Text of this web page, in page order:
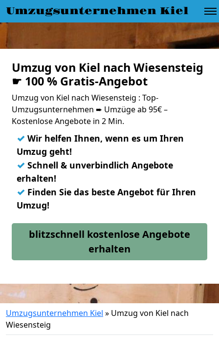
Umzugsunternehmen Kiel
Umzug von Kiel nach Wiesensteig
☛ 100 % Gratis-Angebot
Umzug von Kiel nach Wiesensteig : Top-
Umzugsunternehmen ➨ Umzüge ab 95€ –
Kostenlose Angebote in 2 Min.
✓ Wir helfen Ihnen, wenn es um Ihren
Umzug geht!
✓ Schnell & unverbindlich Angebote
erhalten!
✓ Finden Sie das beste Angebot für Ihren
Umzug!
blitzschnell kostenlose Angebote
erhalten
Umzugsunternehmen Kiel » Umzug von Kiel nach
Wiesensteig